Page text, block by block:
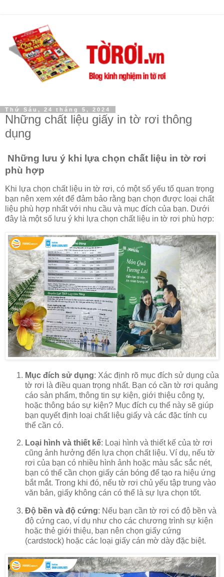
Thứ Sáu, 24 tháng 5, 2024
Những chất liệu giấy in tờ rơi thông
dụng
Những lưu ý khi lựa chọn chất liệu in tờ rơi
phù hợp
Khi lựa chọn chất liệu in tờ rơi, có một số yếu tố quan trọng
bạn nên xem xét để đảm bảo rằng bạn chọn được loại chất
liệu phù hợp nhất với nhu cầu và mục đích của bạn. Dưới
đây là một số lưu ý khi lựa chọn chất liệu in tờ rơi phù hợp:
Mục đích sử dụng: Xác định rõ mục đích sử dụng của
tờ rơi là điều quan trọng nhất. Bạn có cần tờ rơi quảng
cáo sản phẩm, thông tin sự kiện, giới thiệu công ty,
hoặc thông báo sự kiện? Mục đích cụ thể này sẽ giúp
bạn quyết định loại chất liệu giấy và các đặc tính cụ
thể cần có.
Loại hình và thiết kế: Loại hình và thiết kế của tờ rơi
cũng ảnh hưởng đến lựa chọn chất liệu. Ví dụ, nếu tờ
rơi của bạn có nhiều hình ảnh hoặc màu sắc sắc nét,
bạn có thể cần chọn giấy cán bóng để tạo ra hiệu ứng
bắt mắt. Trong khi đó, nếu tờ rơi chủ yếu tập trung vào
văn bản, giấy không cán có thể là sự lựa chọn tốt.
Độ bền và độ cứng: Nếu bạn cần tờ rơi có độ bền và
độ cứng cao, ví dụ như cho các chương trình sự kiện
hoặc thẻ giới thiệu, bạn nên chọn giấy cứng
(cardstock) hoặc các loại giấy cán mờ dày đặc biệt.